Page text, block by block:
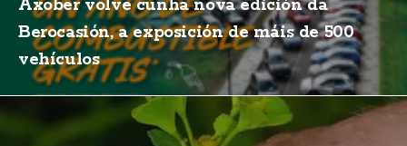
Axober volve cunha nova edición da
Berocasión, a exposición de máis de 500
vehículos